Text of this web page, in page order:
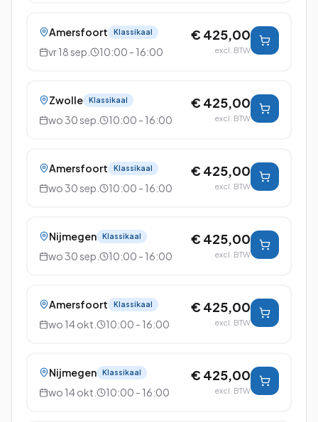
Amersfoort Klassikaal
vr 18 sep. 10:00 - 16:00
€ 425,00
excl. BTW
Zwolle Klassikaal
wo 30 sep. 10:00 - 16:00
€ 425,00
excl. BTW
Amersfoort Klassikaal
wo 30 sep. 10:00 - 16:00
€ 425,00
excl. BTW
Nijmegen Klassikaal
wo 30 sep. 10:00 - 16:00
€ 425,00
excl. BTW
Amersfoort Klassikaal
wo 14 okt. 10:00 - 16:00
€ 425,00
excl. BTW
Nijmegen Klassikaal
wo 14 okt. 10:00 - 16:00
€ 425,00
excl. BTW